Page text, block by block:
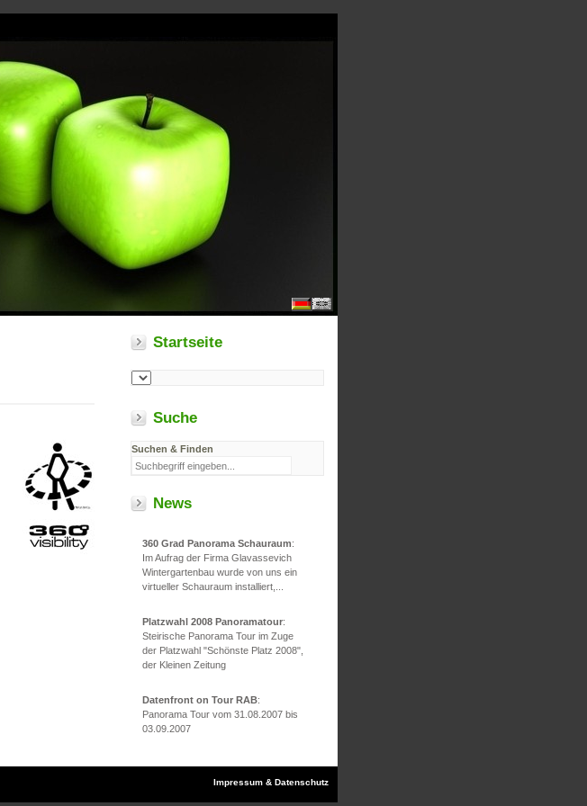
Startseite
Suche
Suchen & Finden
News
360 Grad Panorama Schauraum:
Im Aufrag der Firma Glavassevich
Wintergartenbau wurde von uns ein
virtueller Schauraum installiert,...
Platzwahl 2008 Panoramatour:
Steirische Panorama Tour im Zuge
der Platzwahl "Schönste Platz 2008",
der Kleinen Zeitung
Datenfront on Tour RAB:
Panorama Tour vom 31.08.2007 bis
03.09.2007
Impressum & Datenschutz